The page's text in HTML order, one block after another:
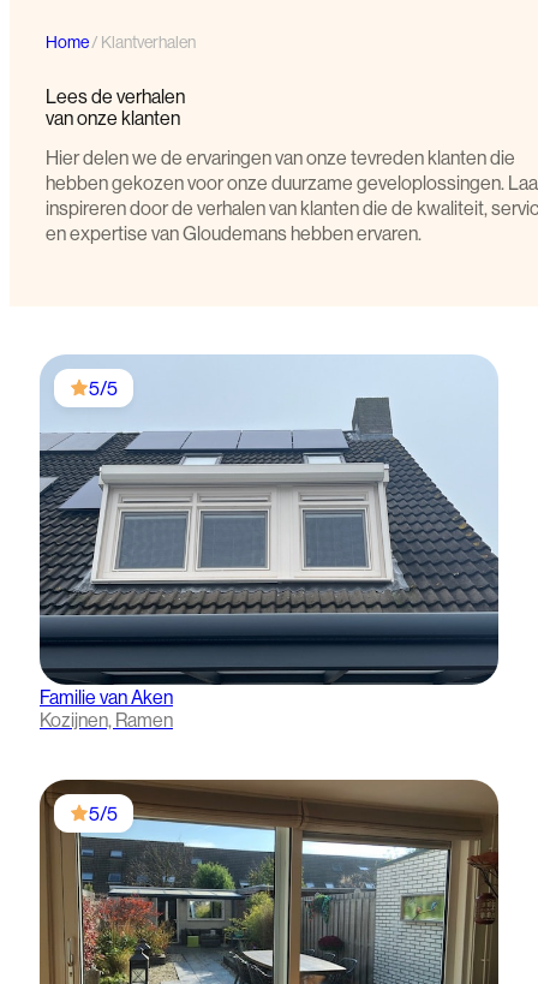
Home/ Klantverhalen
Leesde verhalen
vanonze klanten
Hier delen we de ervaringen van onze tevreden klanten die
hebben gekozen voor onze duurzame geveloplossingen.
inspireren door de verhalen van klanten die de kwaliteit,
en expertise van Gloudemans hebben ervaren.
5/5
Familie van Aken
Kozijnen, Ramen
5/5